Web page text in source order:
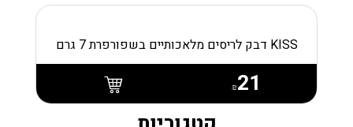
KISS דבק לריסים מלאכותיים בשפורפרת 7 גרם
₪21